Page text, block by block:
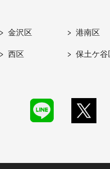
金沢区 港南区
西区 保土ケ谷